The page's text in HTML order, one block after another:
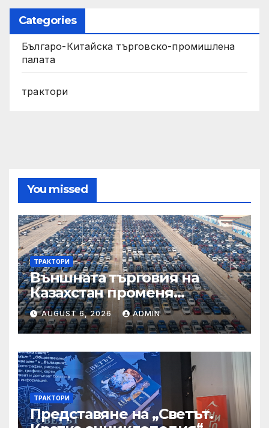
Categories
Българо-Китайска търговско-промишлена
палата
трактори
You missed
ТРАКТОРИ
Външната търговия на
Казахстан променя
структурата си – шест
тенденции
AUGUST 6, 2026 ADMIN
ТРАКТОРИ
Представяне на „Светът.